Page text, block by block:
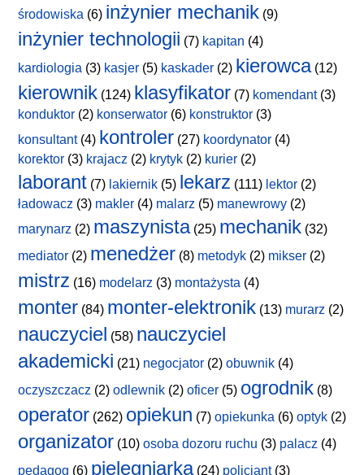
środowiska (6) inżynier mechanik (9)
inżynier technologii (7) kapitan (4)
kardiologia (3) kasjer (5) kaskader (2) kierowca(12)
kierownik (124) klasyfikator (7) komendant(3)
konduktor (2) konserwator (6) konstruktor (3)
konsultant(4) kontroler (27) koordynator (4)
korektor (3) krajacz (2) krytyk (2) kurier (2)
laborant (7) lakiernik (5) lekarz (111) lektor (2)
ładowacz (3) makler (4) malarz (5) manewrowy (2)
marynarz (2) maszynista(25) mechanik (32)
mediator (2) menedżer (8) metodyk (2) mikser (2)
mistrz (16) modelarz (3) montażysta (4)
monter (84) monter-elektronik (13) murarz (2)
nauczyciel (58) nauczyciel
akademicki (21) negocjator (2) obuwnik (4)
oczyszczacz (2) odlewnik (2) oficer (5) ogrodnik (8)
operator (262) opiekun (7) opiekunka (6) optyk (2)
organizator (10) osoba dozoru ruchu (3) palacz (4)
pedagog (6) pielęgniarka(24) policjant(3)